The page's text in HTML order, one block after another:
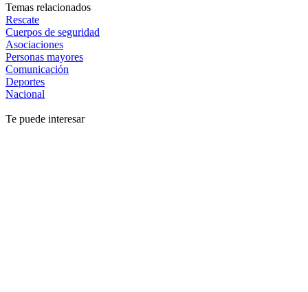
Temas relacionados
Rescate
Cuerpos de seguridad
Asociaciones
Personas mayores
Comunicación
Deportes
Nacional
Te puede interesar